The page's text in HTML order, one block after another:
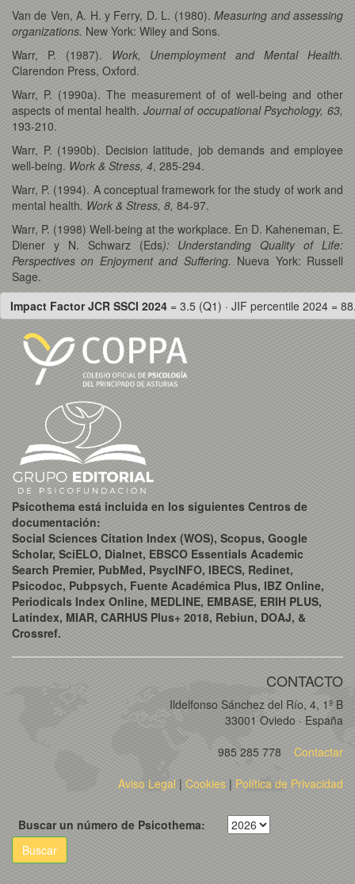
Van de Ven, A. H. y Ferry, D. L. (1980).Measuring and assessing
organizations. New York: Wiley and Sons.
Warr, P. (1987). Work, Unemployment and Mental Health.
Clarendon Press, Oxford.
Warr, P. (1990a). The measurement of of well-being and other
aspects of mental health. Journal of occupational Psychology, 63,
193-210.
Warr, P. (1990b). Decision latitude, job demands and employee
well-being. Work & Stress, 4, 285-294.
Warr, P. (1994). A conceptual framework for the study of work and
mental health. Work & Stress, 8, 84-97.
Warr, P. (1998) Well-being at the workplace. En D. Kaheneman, E.
Diener y N. Schwarz (Eds): Understanding Quality of Life:
Perspectives on Enjoyment and Suffering. Nueva York: Russell
Sage.
Impact Factor JCR SSCI 2024 = 3.5 (Q1) · JIF percentile 2024 =
Psicothema está incluida en los siguientes Centros de
documentación:
Social Sciences Citation Index (WOS), Scopus, Google
Scholar, SciELO, Dialnet, EBSCO Essentials Academic
Search Premier, PubMed, PsycINFO, IBECS, Redinet,
Psicodoc, Pubpsych, Fuente Académica Plus, IBZ Online,
Periodicals Index Online, MEDLINE, EMBASE, ERIH PLUS,
Latindex, MIAR, CARHUS Plus+ 2018, Rebiun, DOAJ, &
Crossref.
CONTACTO
Ildelfonso Sánchez del Río, 4, 1º B
33001 Oviedo · España
985 285 778
Contactar
Aviso Legal| Cookies | Política de Privacidad
Buscar un número de Psicothema:
Buscar